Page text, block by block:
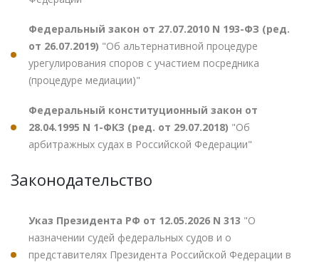
Федеральный закон от 27.07.2010 N 193-ФЗ (ред.
от 26.07.2019) "Об альтернативной процедуре
урегулирования споров с участием посредника
(процедуре медиации)"
Федеральный конституционный закон от
28.04.1995 N 1-ФКЗ (ред. от 29.07.2018) "Об
арбитражных судах в Российской Федерации"
Законодательство
Указ Президента РФ от 12.05.2026 N 313 "О
назначении судей федеральных судов и о
представителях Президента Российской Федерации в